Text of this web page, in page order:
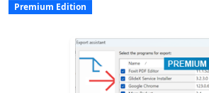
Premium Edition